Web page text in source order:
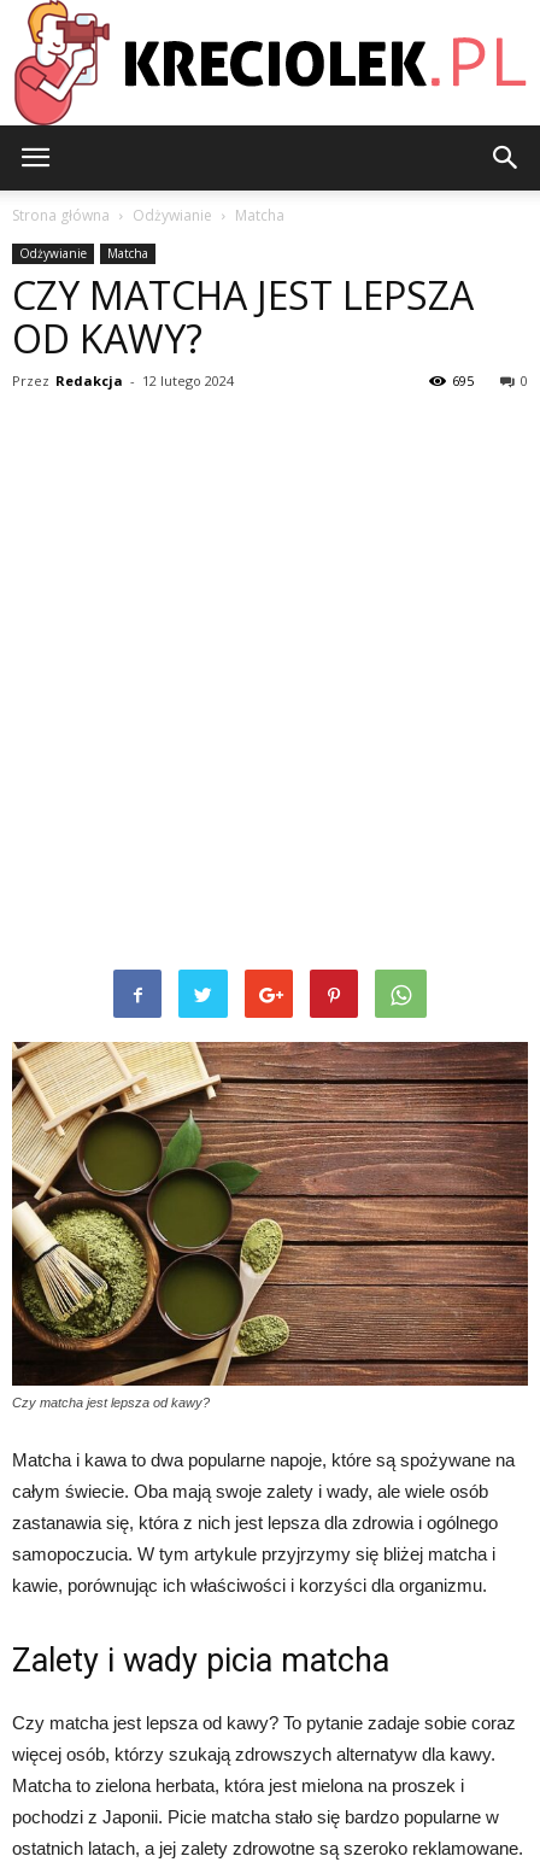
Strona główna Odżywianie Matcha
Odżywianie Matcha
CZY MATCHA JEST LEPSZA
OD KAWY?
Przez Redakcja - 12 lutego 2024 0
695
Czy matcha jest lepsza od kawy?
Matcha i kawa to dwa popularne napoje, które są spożywane na
całym świecie. Oba mają swoje zalety i wady, ale wiele osób
zastanawia się, która z nich jest lepsza dla zdrowia i ogólnego
samopoczucia. W tym artykule przyjrzymy się bliżej matcha i
kawie, porównując ich właściwości i korzyści dla organizmu.
Zalety i wady picia matcha
Czy matcha jest lepsza od kawy? To pytanie zadaje sobie coraz
więcej osób, którzy szukają zdrowszych alternatyw dla kawy.
Matcha to zielona herbata, która jest mielona na proszek i
pochodzi z Japonii. Picie matcha stało się bardzo popularne w
ostatnich latach, a jej zalety zdrowotne są szeroko reklamowane.